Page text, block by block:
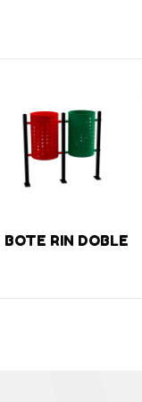
BOTE RIN DOBLE